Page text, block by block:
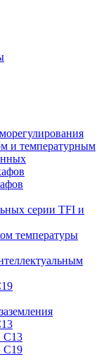
и температурным
серии TFI и
температуры
C13
C19